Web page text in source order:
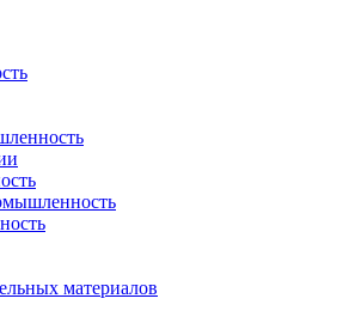
материалов